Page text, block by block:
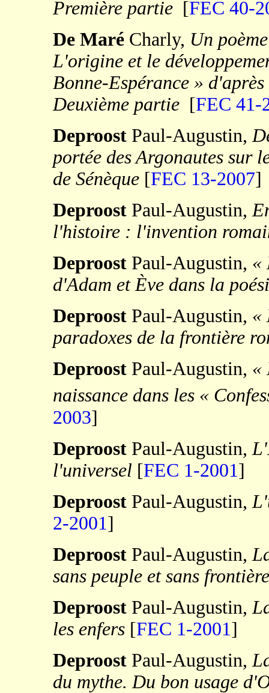
Première partie [FEC 40-
De Maré Charly, Un
L'origine et le
Bonne-Espérance » d'après
Deuxième partie [FEC 41-
Deproost Paul-Augustin,
portée des Argonautes sur
de Sénèque [FEC 13-2007]
Deproost Paul-Augustin,
l'histoire : l'invention
Deproost Paul-Augustin, «
d'Adam et Ève dans la
Deproost Paul-Augustin, «
paradoxes de la frontière
Deproost Paul-Augustin, «
naissance dans les «
2003]
Deproost Paul-Augustin,
l'universel [FEC 1-2001]
Deproost Paul-Augustin,
2-2001]
Deproost Paul-Augustin,
sans peuple et sans frontière
Deproost Paul-Augustin,
les enfers [FEC 1-2001]
Deproost Paul-Augustin,
du mythe. Du bon usage